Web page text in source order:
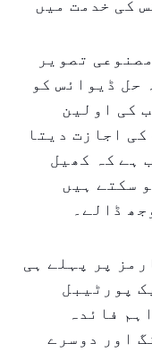
کی خدمت میں
تصویر
حل ڈیوائس کو
کی اولین
اجازت دیتا
ہے کہ کھیل
سکتے ہیں
ڈالے۔
پر پہلے ہی
پورٹیبل
فائدہ
اور دوسرے